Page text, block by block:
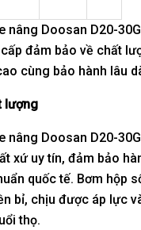
nâng Doosan D20-
đảm bảo về chất
cùng bảo hành lâu
lượng
nâng Doosan D20-
xứ uy tín, đảm bảo
quốc tế. Bơm hộp
bỉ, chịu được áp lực
thọ.